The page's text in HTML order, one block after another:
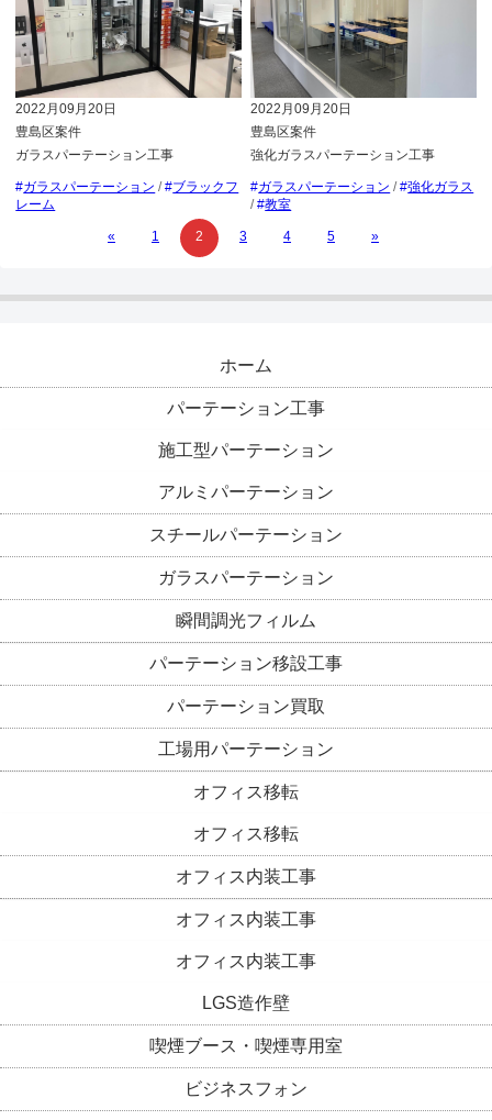
2022月09月20日
豊島区案件
ガラスパーテーション工事
ガラスパーテーション / ブラックフ
レーム
2022月09月20日
豊島区案件
強化ガラスパーテーション工事
ガラスパーテーション / 強化ガラス
/ 教室
« 1 2 3 4 5 »
ホーム
パーテーション工事
施工型パーテーション
アルミパーテーション
スチールパーテーション
ガラスパーテーション
瞬間調光フィルム
パーテーション移設工事
パーテーション買取
工場用パーテーション
オフィス移転
オフィス移転
オフィス内装工事
オフィス内装工事
オフィス内装工事
LGS造作壁
喫煙ブース・喫煙専用室
ビジネスフォン